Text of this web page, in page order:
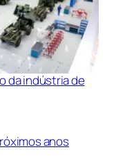
da indústria de
anos